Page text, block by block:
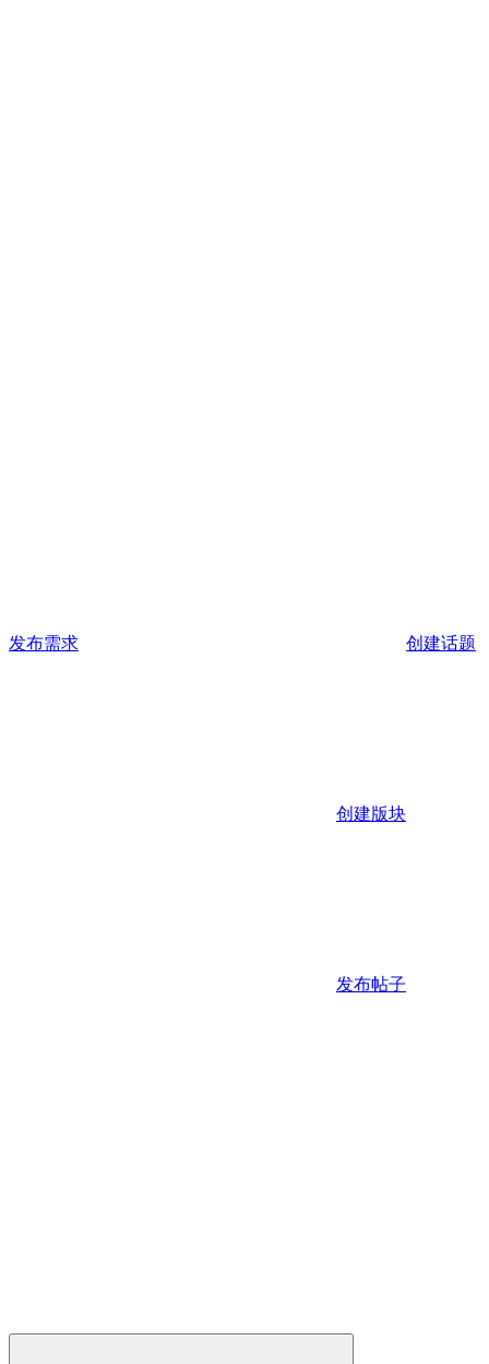
发布需求 创建话题
创建版块
发布帖子